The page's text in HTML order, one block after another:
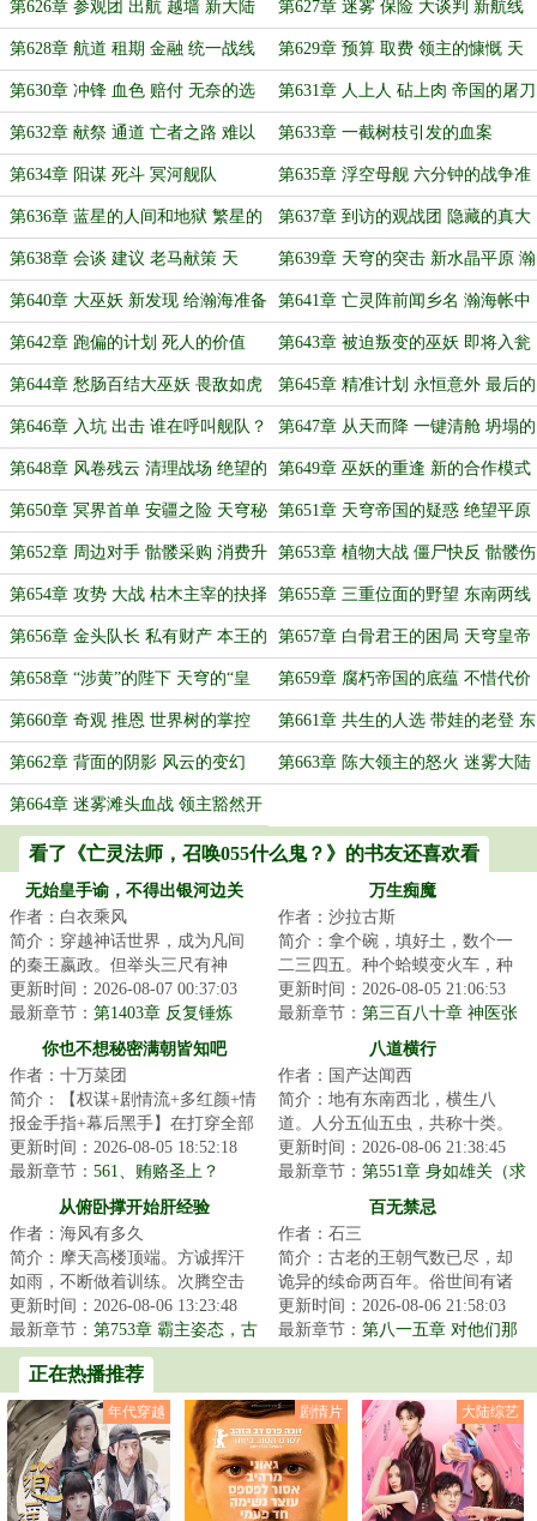
第626章 参观团 出航 越墙 新大陆
的呼唤
第627章 迷雾 保险 大谈判 新航线
第628章 航道 租期 金融 统一战线 第629章 预算 取费 领主的慷慨 天
穹的计算
第630章 冲锋 血色 赔付 无奈的选
择
第631章 人上人 砧上肉 帝国的屠刀
与瀚海的筹备
第632章 献祭 通道 亡者之路 难以
抗拒的诱饵（月末求月票）
第633章 一截树枝引发的血案
第634章 阳谋 死斗 冥河舰队 第635章 浮空母舰 六分钟的战争准
备（东夏篇 过渡章）
第636章 蓝星的人间和地狱 繁星的
冥界和生灵
第637章 到访的观战团 隐藏的真大
佬
第638章 会谈 建议 老马献策 天
穹“革命”？
第639章 天穹的突击 新水晶平原 瀚
海的纠结
第640章 大巫妖 新发现 给瀚海准备
的“礼物”
第641章 亡灵阵前闻乡名 瀚海帐中
忆旧人
第642章 跑偏的计划 死人的价值 第643章 被迫叛变的巫妖 即将入瓮
的瀚海
第644章 愁肠百结大巫妖 畏敌如虎
小瀚海
第645章 精准计划 永恒意外 最后的
反转
第646章 入坑 出击 谁在呼叫舰队？ 第647章 从天而降 一键清舱 坍塌的
冥王
第648章 风卷残云 清理战场 绝望的
绝望平原
第649章 巫妖的重逢 新的合作模式
第650章 冥界首单 安疆之险 天穹秘
藏 一引千秋
第651章 天穹帝国的疑惑 绝望平原
的迷茫
第652章 周边对手 骷髅采购 消费升
级
第653章 植物大战 僵尸快反 骷髅伤
员的回归
第654章 攻势 大战 枯木主宰的抉择 第655章 三重位面的野望 东南两线
的捷报
第656章 金头队长 私有财产 本王的
钱 无上忠诚
第657章 白骨君王的困局 天穹皇帝
的决心
第658章 “涉黄”的陛下 天穹的“皇
叔”
第659章 腐朽帝国的底蕴 不惜代价
的交易
第660章 奇观 推恩 世界树的掌控 第661章 共生的人选 带娃的老登 东
夏的变故
第662章 背面的阴影 风云的变幻 第663章 陈大领主的怒火 迷雾大陆
第664章 迷雾滩头血战 领主豁然开
朗 瀚海漫卷红旗
看了《亡灵法师，召唤055什么鬼？》的书友还喜欢看
无始皇手谕，不得出银河边关
作者：白衣乘风
简介：穿越神话世界，成为凡间
的秦王嬴政。但举头三尺有神
明，普天之下岂为王土？好在遗
迹系统觉醒，只要...
更新时间：2026-08-07 00:37:03
最新章节： 第1403章 反复锤炼
万生痴魔
作者：沙拉古斯
简介：拿个碗，填好土，数个一
二三四五。种个蛤蟆变火车，种
颗毛豆变老虎。种出一身好手
艺，一生享福不受...
更新时间：2026-08-05 21:06:53
最新章节： 第三百八十章 神医张
来福（感谢盟主毛豆蚕豆生成
你也不想秘密满朝皆知吧
作者：十万菜团
简介：【权谋+剧情流+多红颜+情
报金手指+幕后黑手】在打穿全部
剧情线后，李明夷穿越到了游戏
《天下潮》中...
更新时间：2026-08-05 18:52:18
最新章节： 561、贿赂圣上？
八道横行
作者：国产达闻西
简介：地有东南西北，横生八
道。人分五仙五虫，共称十类。
天地人神鬼，鳞毛倮羽介。神道
邪、人道贼、鳞道...
更新时间：2026-08-06 21:38:45
最新章节： 第551章 身如雄关（求
从俯卧撑开始肝经验
作者：海风有多久
简介：摩天高楼顶端。方诚挥汗
如雨，不断做着训练。次腾空击
掌俯卧撑。次二指禅俯卧撑。次
单臂引体向上。...
更新时间：2026-08-06 13:23:48
最新章节： 第753章 霸主姿态，古
槐村的变化
百无禁忌
作者：石三
简介：古老的王朝气数已尽，却
诡异的续命两百年。俗世间有诸
多禁忌。不可犯禁、犯禁必死！
出门先看黄历，...
更新时间：2026-08-06 21:58:03
最新章节： 第八一五章 对他们那
正在热播推荐
年代穿越 剧情片 大陆综艺